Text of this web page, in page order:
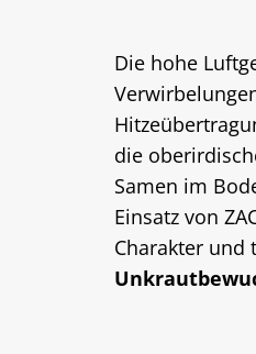
Die hohe
die
Samen im
Einsatz von
Charakter und